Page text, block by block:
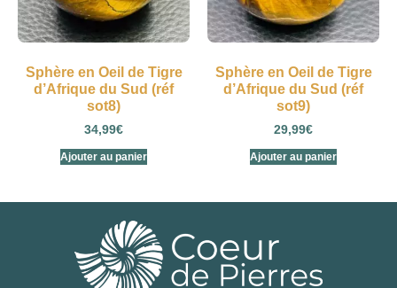
Sphère en Oeil de Tigre
d’Afrique du Sud (réf
sot8)
34,99€
Ajouter au panier
Sphère en Oeil de Tigre
d’Afrique du Sud (réf
sot9)
29,99€
Ajouter au panier